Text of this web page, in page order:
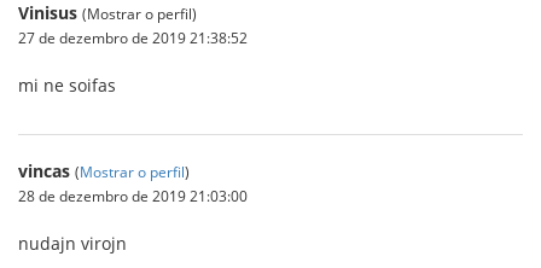
Vinisus (Mostrar o perfil)
27 de dezembro de 2019 21:38:52
mi ne soifas
vincas (Mostrar o perfil)
28 de dezembro de 2019 21:03:00
nudajn virojn